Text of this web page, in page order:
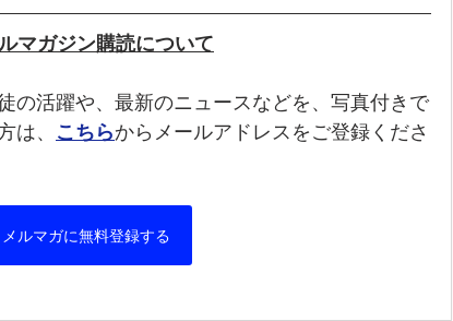
マガジン購読について
の活躍や、最新のニュースなどを、写真付きで
、 こちらからメールアドレスをご登録くださ
メルマガに無料登録する